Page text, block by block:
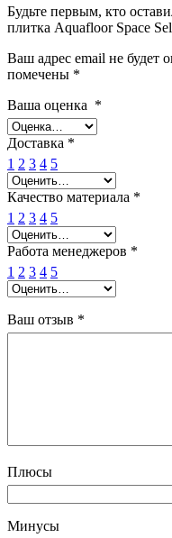
Будьте первым, кто
плитка Aquafloor Space
Ваш адрес email не будет
помечены *
Ваша оценка *
Доставка *
1 2 3 4 5
Качество материала *
1 2 3 4 5
Работа менеджеров *
1 2 3 4 5
Ваш отзыв *
Плюсы
Минусы